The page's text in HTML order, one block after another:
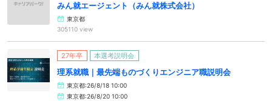
みん就エージェント（みん就株式会社）
東京都
305110 view
27年卒 本選考説明会
理系就職｜最先端ものづくりエンジニア職説明会
東京都:26/8/18 10:00
東京都:26/8/20 10:00